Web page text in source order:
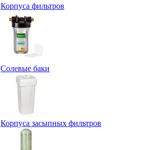
Корпуса фильтров
Солевые баки
Корпуса засыпных фильтров